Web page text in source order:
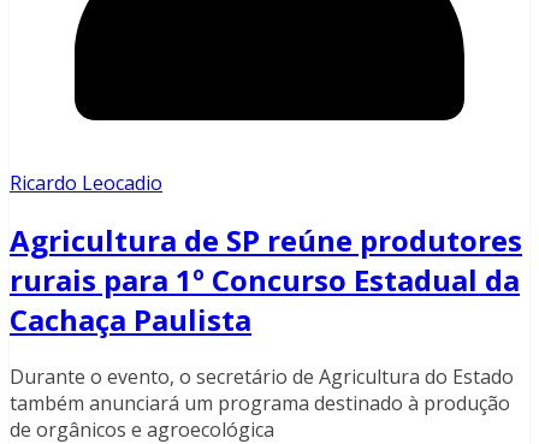
Ricardo Leocadio
Agricultura de SP reúne produtores
rurais para 1º Concurso Estadual da
Cachaça Paulista
Durante o evento, o secretário de Agricultura do Estado
também anunciará um programa destinado à produção
de orgânicos e agroecológica